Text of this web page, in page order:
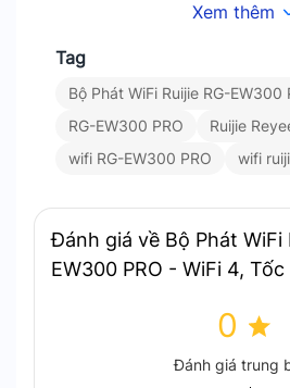
Xem thêm
Tag
Bộ Phát WiFi Ruijie RG-EW300
RG-EW300 PRO
Ruijie
wifi RG-EW300 PRO
wifi
Đánh giá về Bộ Phát WiFi
EW300 PRO - WiFi 4,
0
Đánh giá trung